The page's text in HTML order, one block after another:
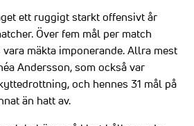
ett ruggigt starkt offensivt år
Över fem mål per match
mäkta imponerande. Allra mest
Andersson, som också var
och hennes 31 mål på
än hatt av.